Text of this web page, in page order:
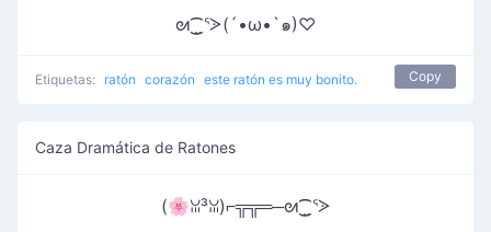
ᘛ⁐̤ᕐᐷ(´•ω•`๑)♡
Etiquetas: ratón corazón este ratón es muy bonito. Copy
Caza Dramática de Ratones
(🌸ꈍ³ꈍ)⌐╦╦═─ᘛ⁐̤ᕐᐷ